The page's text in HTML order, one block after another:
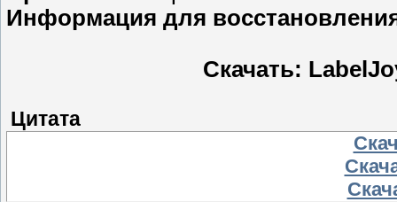
Информация для
Скачать:
Цитата